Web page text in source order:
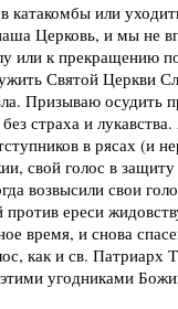
или
Церковь, и мы не
или к прекращению
Святой Церкви
Призываю осудить
страха и
в рясах (и
свой голос в
возвысили свои
ереси
время, и снова
как и св. Патриарх
угодниками